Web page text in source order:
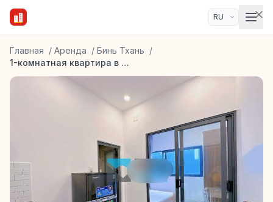
Главная / Аренда / Бинь Тхань /
1-комнатная квартира в районе Binh Thanh